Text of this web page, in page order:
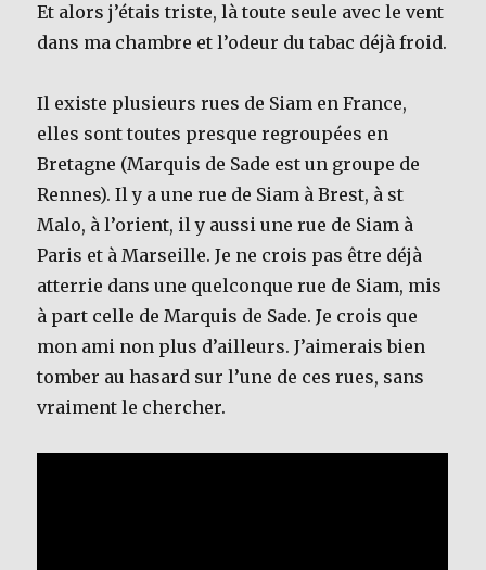
Et alors j’étais triste, là toute seule avec le vent
dans ma chambre et l’odeur du tabac déjà froid.
Il existe plusieurs rues de Siam en France,
elles sont toutes presque regroupées en
Bretagne (Marquis de Sade est un groupe de
Rennes). Il y a une rue de Siam à Brest, à st
Malo, à l’orient, il y aussi une rue de Siam à
Paris et à Marseille. Je ne crois pas être déjà
atterrie dans une quelconque rue de Siam, mis
à part celle de Marquis de Sade. Je crois que
mon ami non plus d’ailleurs. J’aimerais bien
tomber au hasard sur l’une de ces rues, sans
vraiment le chercher.